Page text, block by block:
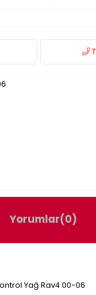
Yorumlar(0)
Yağ Rav4 00-06